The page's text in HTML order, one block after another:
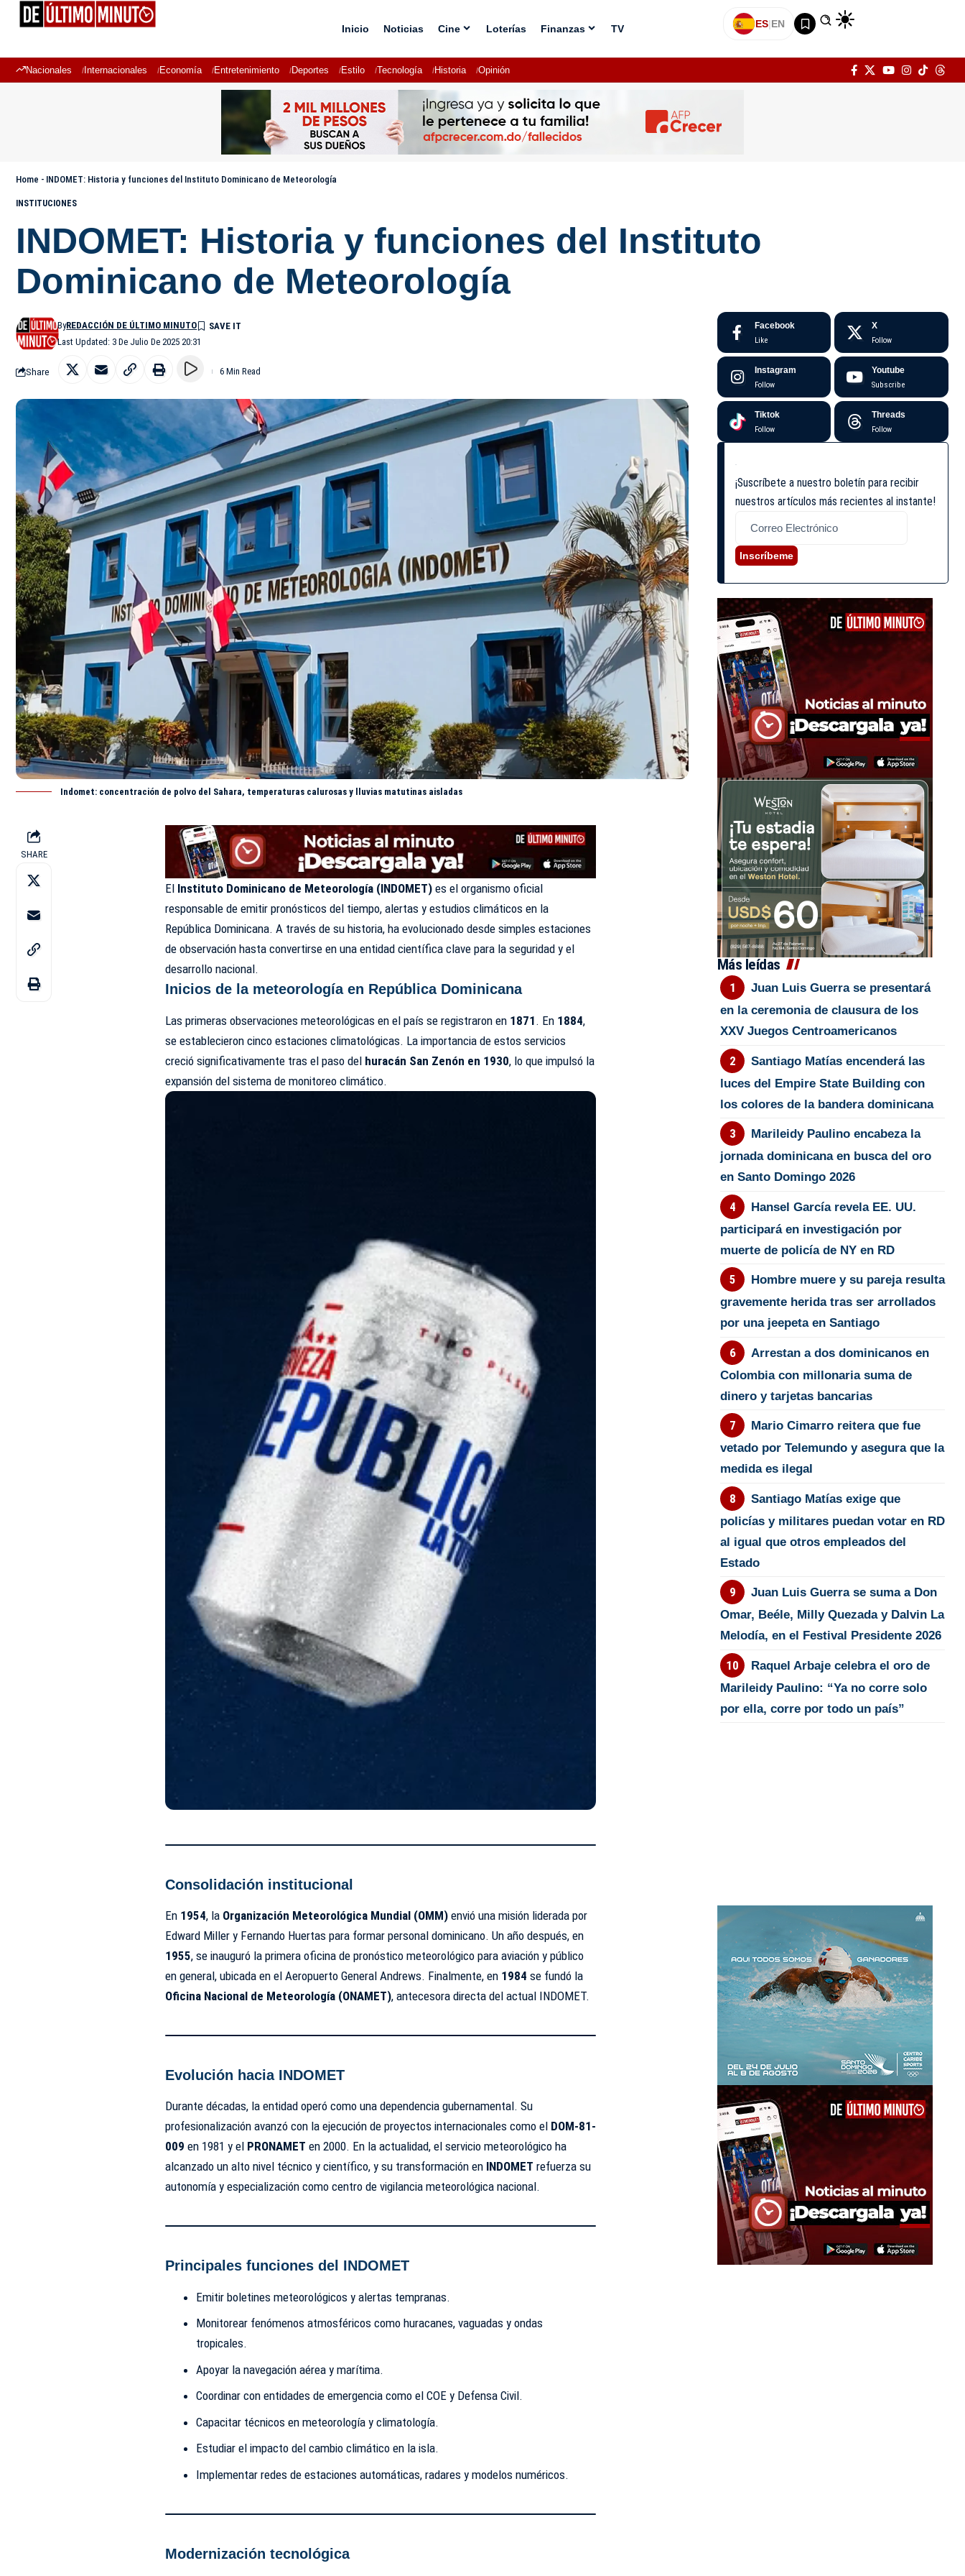
Inicio Noticias Cine Loterías Finanzas TV ES|EN
Nacionales Internacionales Economía Entretenimiento Deportes Estilo Tecnología Historia Opinión
Home - INDOMET: Historia y funciones del Instituto Dominicano de Meteorología
INSTITUCIONES
INDOMET: Historia y funciones del Instituto
Dominicano de Meteorología
Last Updated: 3 De Julio De 2025 20:31
ByREDACCIÓN DE ÚLTIMO MINUTO
Share 6 Min Read
Indomet: concentración de polvo del Sahara, temperaturas calurosas y lluvias matutinas aisladas
SHARE
El Instituto Dominicano de Meteorología (INDOMET) es el organismo oficial
responsable de emitir pronósticos del tiempo, alertas y estudios climáticos en la
República Dominicana. A través de su historia, ha evolucionado desde simples estaciones
de observación hasta convertirse en una entidad científica clave para la seguridad y el
desarrollo nacional.
Inicios de la meteorología en República Dominicana
Las primeras observaciones meteorológicas en el país se registraron en 1871 . En 1884,
se establecieron cinco estaciones climatológicas. La importancia de estos servicios
creció significativamente tras el paso del huracán San Zenón en 1930, lo que impulsó la
expansión del sistema de monitoreo climático.
Consolidación institucional
En 1954, la Organización Meteorológica Mundial (OMM) envió una misión liderada por
Edward Miller y Fernando Huertas para formar personal dominicano. Un año después, en
1955, se inauguró la primera oficina de pronóstico meteorológico para aviación y público
en general, ubicada en el Aeropuerto General Andrews. Finalmente, en 1984 se fundó la
Oficina Nacional de Meteorología (ONAMET), antecesora directa del actual INDOMET.
Evolución hacia INDOMET
Durante décadas, la entidad operó como una dependencia gubernamental. Su
profesionalización avanzó con la ejecución de proyectos internacionales como el DOM-81-
009 en 1981 y el PRONAMET en 2000. En la actualidad, el servicio meteorológico ha
alcanzado un alto nivel técnico y científico, y su transformación en INDOMET refuerza su
autonomía y especialización como centro de vigilancia meteorológica nacional.
Principales funciones del INDOMET
Emitir boletines meteorológicos y alertas tempranas.
Monitorear fenómenos atmosféricos como huracanes, vaguadas y ondas
tropicales.
Apoyar la navegación aérea y marítima.
Coordinar con entidades de emergencia como el COE y Defensa Civil.
Capacitar técnicos en meteorología y climatología.
Estudiar el impacto del cambio climático en la isla.
Implementar redes de estaciones automáticas, radares y modelos numéricos.
Modernización tecnológica
Facebook
Like
X
Follow
Instagram
Follow
Youtube
Subscribe
Tiktok
Follow
Threads
Follow
¡Suscríbete a nuestro boletín para recibir
nuestros artículos más recientes al instante!
Inscríbeme
Más leídas
Juan Luis Guerra se presentará
en la ceremonia de clausura de los
XXV Juegos Centroamericanos
Santiago Matías encenderá las
luces del Empire State Building con
los colores de la bandera dominicana
Marileidy Paulino encabeza la
jornada dominicana en busca del oro
en Santo Domingo 2026
Hansel García revela EE. UU.
participará en investigación por
muerte de policía de NY en RD
Hombre muere y su pareja resulta
gravemente herida tras ser arrollados
por una jeepeta en Santiago
Arrestan a dos dominicanos en
Colombia con millonaria suma de
dinero y tarjetas bancarias
Mario Cimarro reitera que fue
vetado por Telemundo y asegura que la
medida es ilegal
Santiago Matías exige que
policías y militares puedan votar en RD
al igual que otros empleados del
Estado
Juan Luis Guerra se suma a Don
Omar, Beéle, Milly Quezada y Dalvin La
Melodía, en el Festival Presidente 2026
Raquel Arbaje celebra el oro de
Marileidy Paulino: “Ya no corre solo
por ella, corre por todo un país”